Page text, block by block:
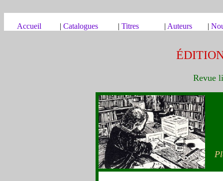
Accueil | Catalogues | Titres | Auteurs |
Revue